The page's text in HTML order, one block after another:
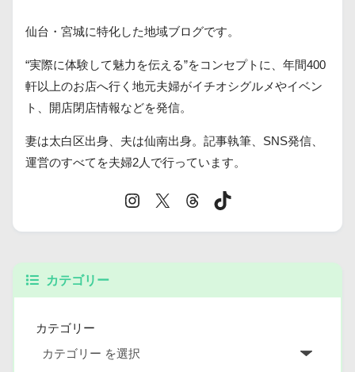
仙台・宮城に特化した地域ブログです。
“実際に体験して魅力を伝える”をコンセプトに、年間400
軒以上のお店へ行く地元夫婦がイチオシグルメやイベン
ト、開店閉店情報などを発信。
妻は太白区出身、夫は仙南出身。記事執筆、SNS発信、
運営のすべてを夫婦2人で行っています。
カテゴリー
カテゴリー